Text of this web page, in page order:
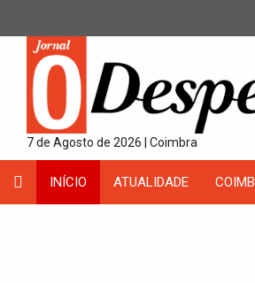
7 de Agosto de 2026 | Coimbra
INÍCIO ATUALIDADE